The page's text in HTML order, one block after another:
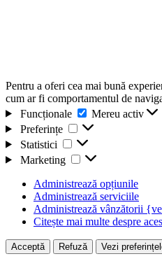
Pentru a oferi cea mai bună
cum ar fi comportamentul de
Funcționale
Funcționale
Mereu activ
Preferințe
Preferințe
Statistici
Statistici
Marketing
Marketing
Administrează opțiunile
Administrează serviciile
Administrează vânzătorii
Citește mai multe despre
Acceptă Refuză Vezi